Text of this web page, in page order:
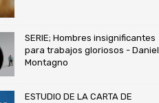
SERIE; Hombres insignificantes
para trabajos gloriosos - Daniel
Montagno
ESTUDIO DE LA CARTA DE